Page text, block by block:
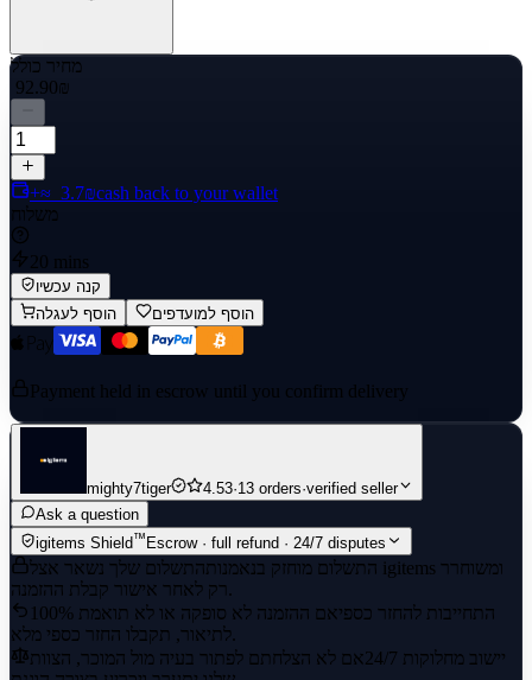
מחיר כולל
‏92.90 ‏₪
+≈ ‏3.7 ‏₪cash back to your wallet
משלוח
20 mins
קנה עכשיו
הוסף לעגלה
הוסף למועדפים
Payment held in escrow until you confirm delivery
mighty7tiger 4.53·13 orders·verified seller
Ask a question
igitems Shield™ Escrow · full refund · 24/7 disputes
התשלום מוחזק בנאמנותהתשלום שלך נשאר אצל igitems ומשוחרר
רק לאחר אישור קבלת ההזמנה.
100% התחייבות להחזר כספיאם ההזמנה לא סופקה או לא תואמת
לתיאור, תקבלו החזר כספי מלא.
יישוב מחלוקות 24/7
אם לא הצלחתם לפתור בעיה מול המוכר, הצוות